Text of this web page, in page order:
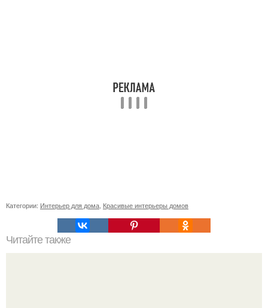
Категории: Интерьер для дома Красивые интерьеры домов
Читайте также